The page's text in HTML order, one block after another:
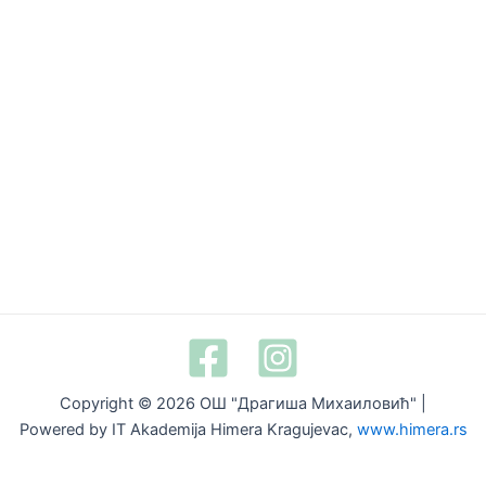
Copyright © 2026 ОШ "Драгиша Михаиловић" |
Powered by IT Akademija Himera Kragujevac, www.himera.rs